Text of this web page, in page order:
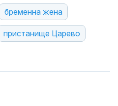
бременна жена
пристанище Царево